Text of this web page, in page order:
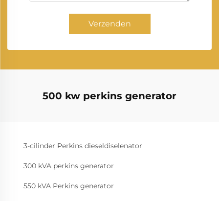
Verzenden
500 kw perkins generator
3-cilinder Perkins dieseldiselenator
300 kVA perkins generator
550 kVA Perkins generator